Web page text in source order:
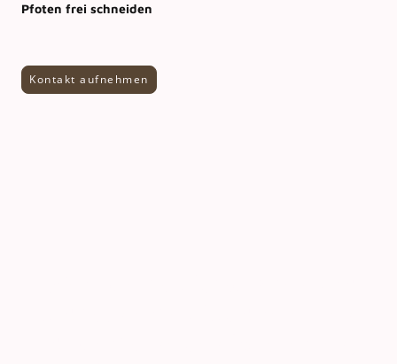
Pfoten frei schneiden
Kontakt aufnehmen